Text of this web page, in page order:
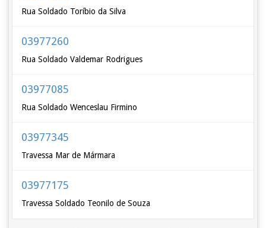
Rua Soldado Toríbio da Silva
03977260
Rua Soldado Valdemar Rodrigues
03977085
Rua Soldado Wenceslau Firmino
03977345
Travessa Mar de Mármara
03977175
Travessa Soldado Teonilo de Souza